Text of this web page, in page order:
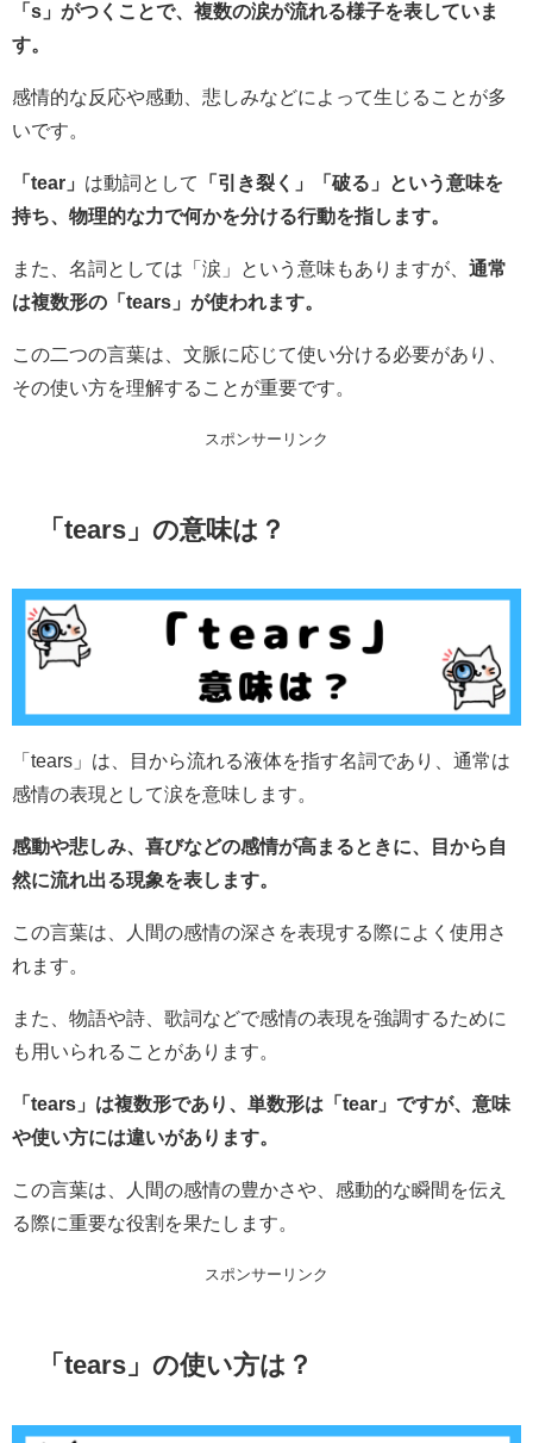
「s」がつくことで、複数の涙が流れる様子を表していま
す。
感情的な反応や感動、悲しみなどによって生じることが多
いです。
「tear」 は動詞として
「引き裂く」「破る」という意味を
持ち、物理的な力で何かを分ける行動を指します。
また、名詞としては「涙」という意味もありますが、 通常
は複数形の「tears」が使われます。
この二つの言葉は、文脈に応じて使い分ける必要があり、
その使い方を理解することが重要です。
スポンサーリンク
「tears」の意味は？
「tears」は、目から流れる液体を指す名詞であり、通常は
感情の表現として涙を意味します。
感動や悲しみ、喜びなどの感情が高まるときに、目から自
然に流れ出る現象を表します。
この言葉は、人間の感情の深さを表現する際によく使用さ
れます。
また、物語や詩、歌詞などで感情の表現を強調するために
も用いられることがあります。
「tears」は複数形であり、単数形は「tear」ですが、意味
や使い方には違いがあります。
この言葉は、人間の感情の豊かさや、感動的な瞬間を伝え
る際に重要な役割を果たします。
スポンサーリンク
「tears」の使い方は？